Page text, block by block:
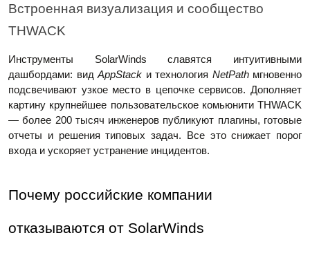
Встроенная визуализация и сообщество
THWACK
Инструменты SolarWinds славятся интуитивными
дашбордами: вид AppStack и технология NetPathмгновенно
подсвечивают узкое место в цепочке сервисов. Дополняет
картину крупнейшее пользовательское комьюнити THWACK
— более 200 тысяч инженеров публикуют плагины, готовые
отчеты и решения типовых задач. Все это снижает порог
входа и ускоряет устранение инцидентов.
Почему российские компании
отказываются от SolarWinds